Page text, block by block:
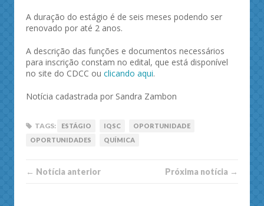
A duração do estágio é de seis meses podendo ser
renovado por até 2 anos.
A descrição das funções e documentos necessários
para inscrição constam no edital, que está disponível
no site do CDCC ou clicando aqui.
Notícia cadastrada por Sandra Zambon
TAGS: ESTÁGIO IQSC
OPORTUNIDADE
OPORTUNIDADES
QUÍMICA
← Notí­cia anterior Próxima notí­­cia →